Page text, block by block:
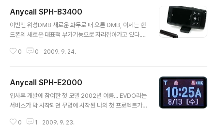
동작하도록 작업해주는 일련의 모든 작업들을 일컫는다.
디지털카메라폰이긴 하지만, 카메라 작업은 안했다 기능이
많아지고 점점 분업화가 뚜렷해지면서 나는 H/W와 관련
수 있도록 작업한 것도 그렇고 개발도중에 H/W 변경내용
Anycall SPH-B3400
이번엔 위성DMB 새로운 화두로 떠 오른 DMB, 이제는 핸
드폰의 새로운 대표적 부가기능으로 자리잡아가고 있다.
폰 모델개발과 크게 다르지 않을 것이라 생각되었다. 그 말
해서 별도로 돌아가는 형태이기 때문이다. 훌륭하지만 애
석한 KTF 위성DMB 이 모델도 거의 막바지에 이르러서 D
ROP 결정이 났다. 또 한번 좌절의 기분을 맛봐야만 하는
시되었으나 반응이 저조하였고, 그런 모델들에 비해서 슬
0 0 2009. 9. 24.
Anycall SPH-E2000
입사후 개발에 참여한 첫 모델 2002년 여름... EVDO라는
서비스가 막 시작되던 무렵에 시작된 나의 첫 프로젝트가
입사 2년차 연구원 2명, 그리고 입사 1년차인 나 이렇게 4
0 1 2009. 9. 23.